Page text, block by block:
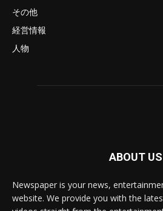
その他
経営情報
人物
ABOUT US
Newspaper is your news,
website. We provide you with the